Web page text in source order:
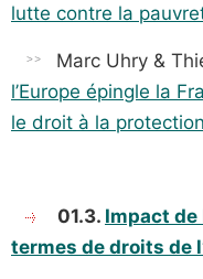
lutte contre la
Marc Uhry &
l’Europe épingle la
le droit à la
01.3. Impact de
termes de droits de